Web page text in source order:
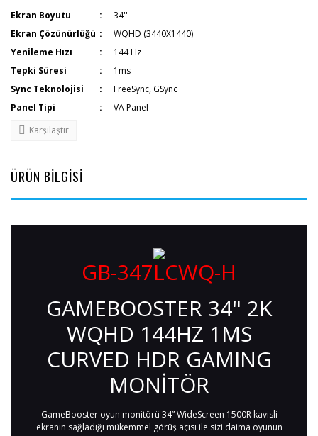
Ekran Boyutu
34''
Ekran Çözünürlüğü
WQHD (3440X1440)
Yenileme Hızı
144 Hz
Tepki Süresi
1ms
Sync Teknolojisi
FreeSync, GSync
Panel Tipi
VA Panel
Karşılaştır
ÜRÜN BİLGİSİ
GB-347LCWQ-H
GAMEBOOSTER 34" 2K
WQHD 144HZ 1MS
CURVED HDR GAMING
MONİTÖR
GameBooster oyun monitörü 34” WideScreen 1500R kavisli
ekranın sağladığı mükemmel görüş açısı ile sizi daima oyunun